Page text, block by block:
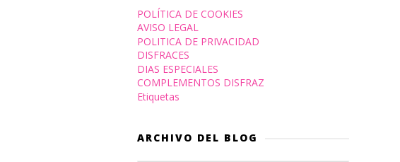
POLÍTICA DE COOKIES
AVISO LEGAL
POLITICA DE PRIVACIDAD
DISFRACES
DIAS ESPECIALES
COMPLEMENTOS DISFRAZ
Etiquetas
ARCHIVO DEL BLOG